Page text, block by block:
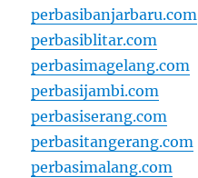
perbasibanjarbaru.com
perbasiblitar.com
perbasimagelang.com
perbasijambi.com
perbasiserang.com
perbasitangerang.com
perbasimalang.com